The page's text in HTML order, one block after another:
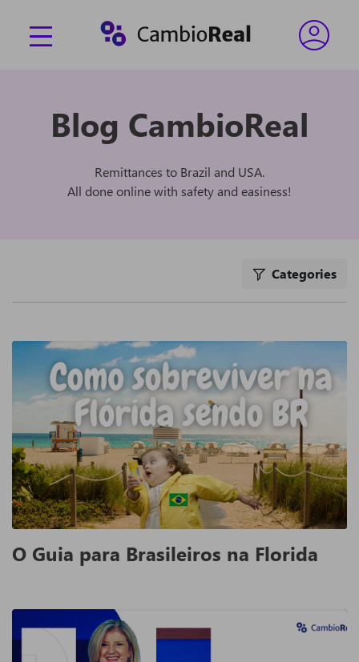
Blog CambioReal
Remittances to Brazil and USA.
All done online with safety and easiness!
Categories
O Guia para Brasileiros na Florida